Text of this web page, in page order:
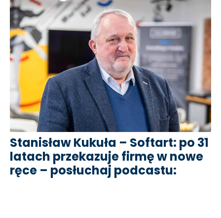
Stanisław Kukuła – Softart: po 31
latach przekazuje firmę w nowe
ręce – posłuchaj podcastu: